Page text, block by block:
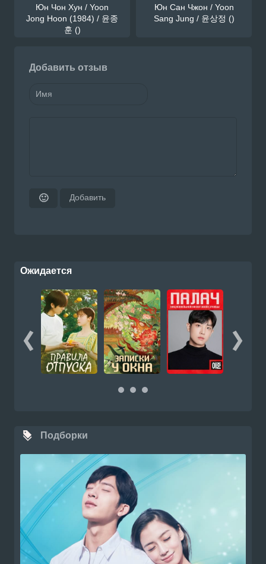
Юн Чон Хун / Yoon
Jong Hoon (1984) / 윤종
훈 ()
Юн Сан Чжон / Yoon
Sang Jung / 윤상정 ()
Добавить отзыв
🙂 Добавить
Ожидается
Подборки